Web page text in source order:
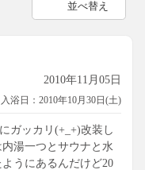
並べ替え
2010年11月05日
入浴日：2010年10月30日(土)
ガッカリ(+_+)改装し
湯一つとサウナと水
うにあるんだけど20